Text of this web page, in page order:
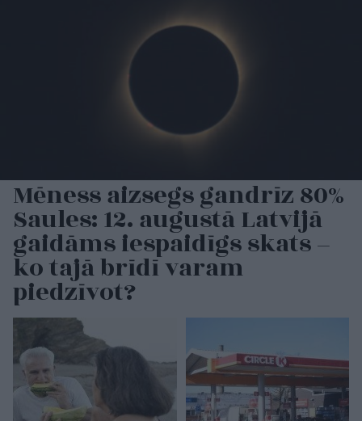
Mēness aizsegs gandrīz 80%
Saules: 12. augustā Latvijā
gaidāms iespaidīgs skats –
ko tajā brīdī varam
piedzīvot?